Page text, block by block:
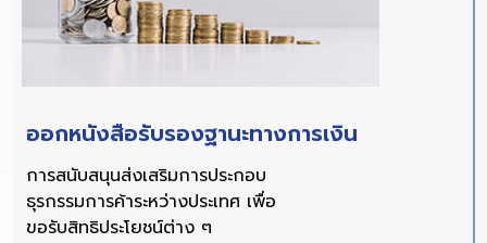
ออกหนังสือรับรองฐานะทางการเงิน
การสนับสนุนส่งเสริมการประกอบ
ธุรกรรมการค้าระหว่างประเทศ เพื่อ
ขอรับสิทธิประโยชน์ต่าง ๆ